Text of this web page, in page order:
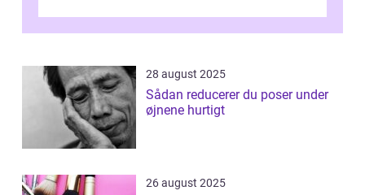
28 august 2025
Sådan reducerer du poser under
øjnene hurtigt
26 august 2025